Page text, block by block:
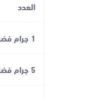
العدد
1 جرام فضة
5 جرام فضة